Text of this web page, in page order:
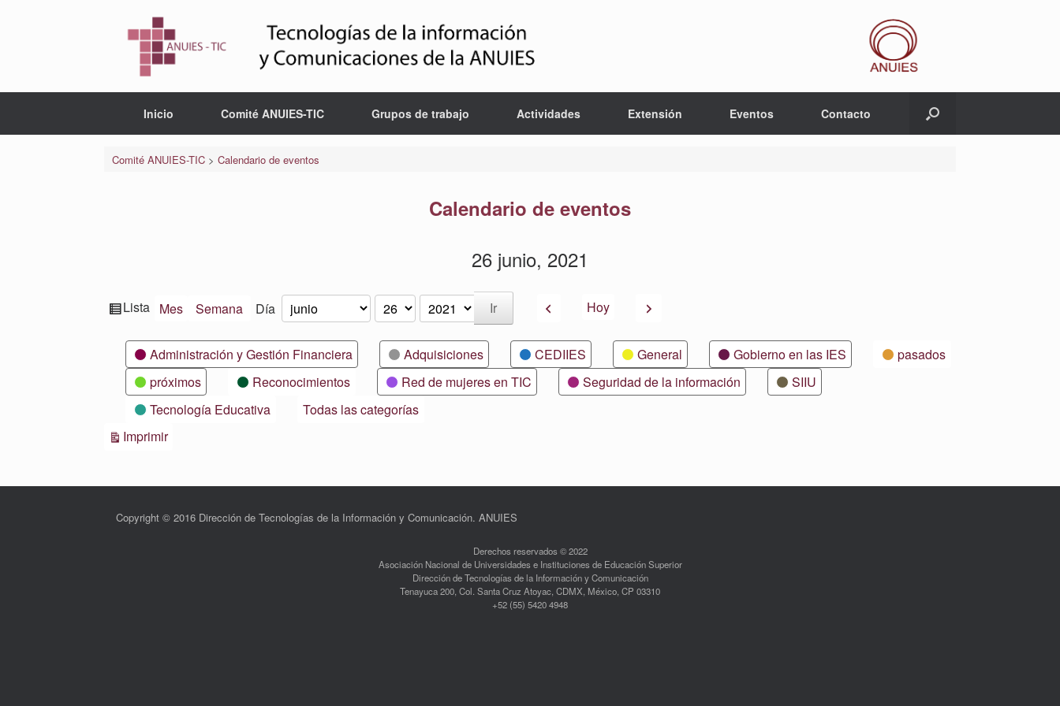
Inicio Comité ANUIES-TIC Grupos de trabajo Actividades Extensión Eventos Contacto
Comité ANUIES-TIC> Calendario de eventos
Calendario de eventos
26 junio, 2021
Ver
Lista Mes Semana Día Mes
Día
Año AnteriorHoy Siguiente
CategoríasAdministración y Gestión Financiera Adquisiciones CEDIIES General Gobierno en las IES
pasados
próximos
Reconocimientos Red de mujeres en TIC Seguridad de la información
SIIU
Tecnología Educativa
Todas las categorías
ImprimirVistas
Copyright © 2016 Dirección de Tecnologías de la Información y Comunicación. ANUIES
Derechos reservados © 2022
Asociación Nacional de Universidades e Instituciones de Educación Superior
Dirección de Tecnologías de la Información y Comunicación
Tenayuca 200, Col. Santa Cruz Atoyac, CDMX, México, CP 03310
+52 (55) 5420 4948